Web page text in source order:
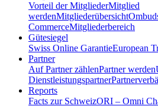
Vorteil der MitgliederMitglied
werdenMitgliederübersicht
CommerceMitgliederbereich
Gütesiegel
Swiss Online GarantieEuropean
Partner
Auf Partner zählenPartner werden
Dienstleistungspartner
Reports
Facts zur SchweizORI – Omni